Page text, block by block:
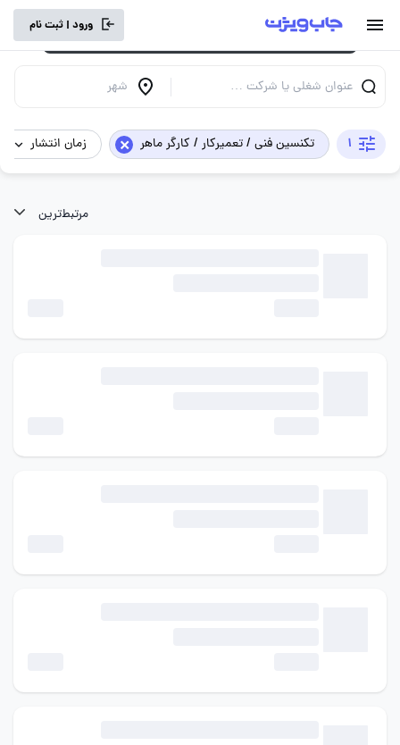
ورود | ثبت نام
عنوان شغلی یا شرکت … شهر
1 تکنسین فنی / تعمیرکار / کارگر ماهر × زمان انتشار
برای تجربه کاربری بهتر و سرعت بالاتر، vpn
خود را خاموش کنید.